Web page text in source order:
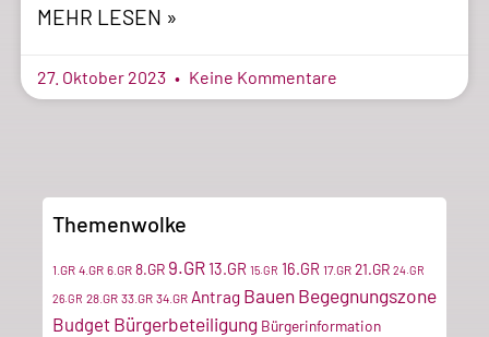
MEHR LESEN »
27. Oktober 2023 Keine Kommentare
Themenwolke
1.GR 4.GR 6.GR 8.GR 9.GR 13.GR 15.GR 16.GR 17.GR 21.GR 24.GR
26.GR 28.GR 33.GR 34.GR Antrag BauenBegegnungszone
Budget Bürgerbeteiligung Bürgerinformation